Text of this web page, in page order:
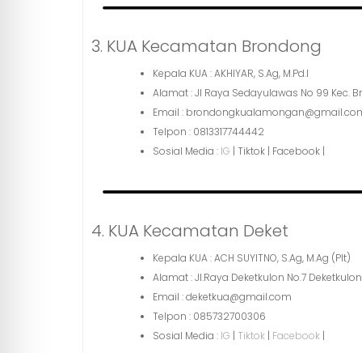
3. KUA Kecamatan Brondong
Kepala KUA : AKHIYAR, S.Ag, M.Pd.I
Alamat : Jl Raya Sedayulawas No 99 Kec.
Email :
Telpon : 0813317744442
Sosial Media : IG | Tiktok | Facebook |
4. KUA Kecamatan Deket
Kepala KUA : ACH SUYITNO, S.Ag, M.Ag (Plt)
Alamat : Jl.Raya Deketkulon No.7
Email : deketkua@gmail.com
Telpon : 085732700306
Sosial Media : IG | Tiktok | Facebook |